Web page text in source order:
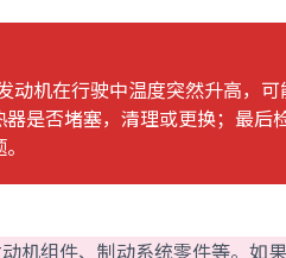
动机在行驶中温度突然升高，
是否堵塞，清理或更换；最后
机组件、制动系统零件等。如